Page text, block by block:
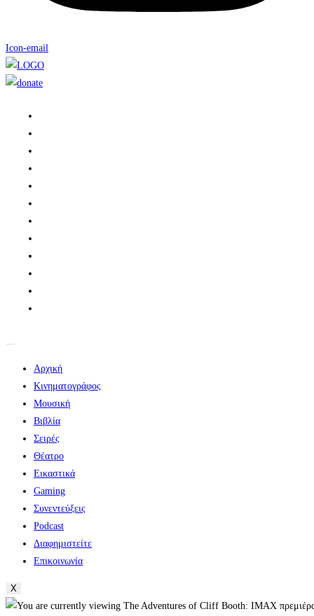
Icon-email
Αρχική
Κινηματογράφος
Μουσική
Βιβλία
Σειρές
Θέατρο
Εικαστικά
Gaming
Συνεντεύξεις
Podcast
Διαφημιστείτε
Επικοινωνία
X